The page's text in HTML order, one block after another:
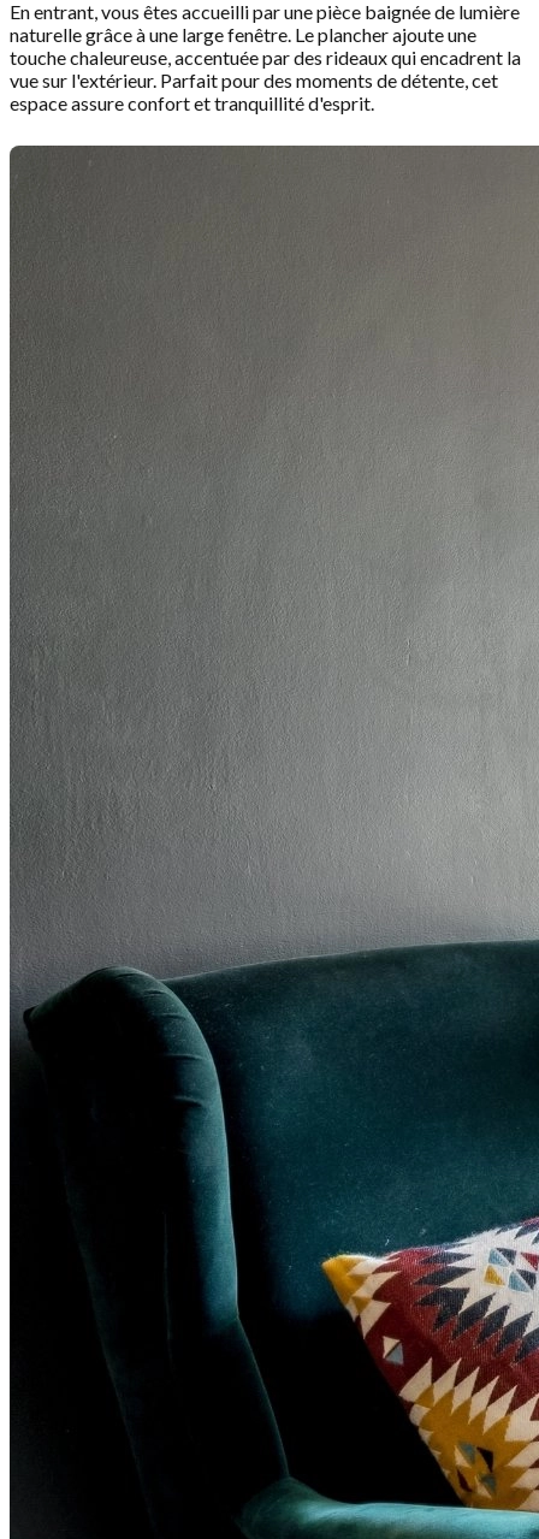
En entrant, vous êtes accueilli par une pièce baignée de lumière
naturelle grâce à une large fenêtre. Le plancher ajoute une
touche chaleureuse, accentuée par des rideaux qui encadrent la
vue sur l'extérieur. Parfait pour des moments de détente, cet
espace assure confort et tranquillité d'esprit.